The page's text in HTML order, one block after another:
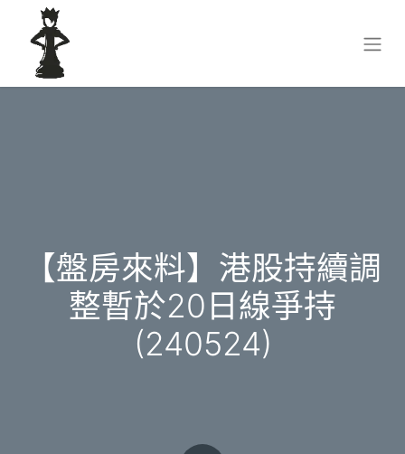
【盤房來料】港股持續調
整暫於20日線爭持
(240524)